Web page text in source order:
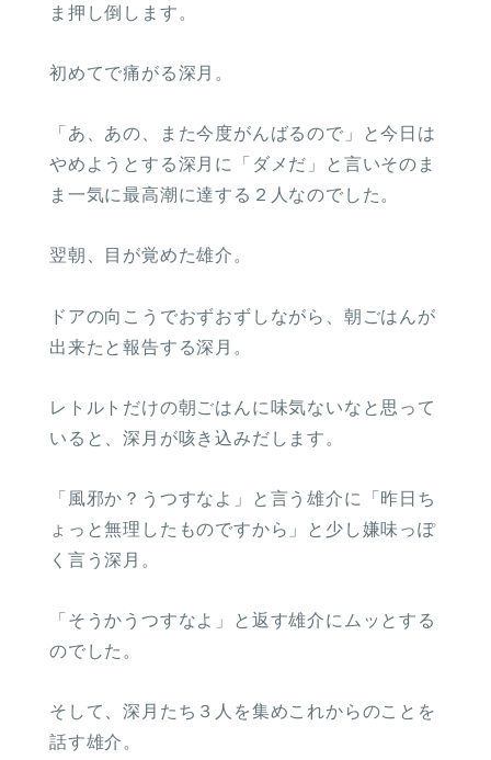
ま押し倒します。
初めてで痛がる深月。
「あ、あの、また今度がんばるので」と今日は
やめようとする深月に「ダメだ」と言いそのま
ま一気に最高潮に達する２人なのでした。
翌朝、目が覚めた雄介。
ドアの向こうでおずおずしながら、朝ごはんが
出来たと報告する深月。
レトルトだけの朝ごはんに味気ないなと思って
いると、深月が咳き込みだします。
「風邪か？うつすなよ」と言う雄介に「昨日ち
ょっと無理したものですから」と少し嫌味っぽ
く言う深月。
「そうかうつすなよ」と返す雄介にムッとする
のでした。
そして、深月たち３人を集めこれからのことを
話す雄介。